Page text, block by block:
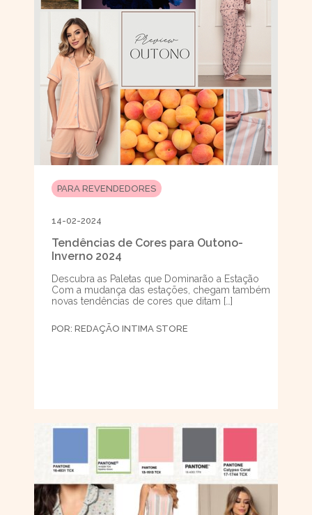
PARA REVENDEDORES
14-02-2024
Tendências de Cores para Outono-
Inverno 2024
Descubra as Paletas que Dominarão a Estação
Com a mudança das estações, chegam também
novas tendências de cores que ditam […]
POR: REDAÇÃO INTIMA STORE